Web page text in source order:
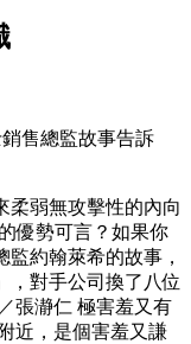
售總監故事告訴
柔弱無攻擊性的內向
優勢可言？如果你
約翰萊希的故事，
，對手公司換了八位
張瀞仁 極害羞又有
近，是個害羞又謙